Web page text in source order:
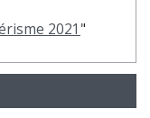
2021 "